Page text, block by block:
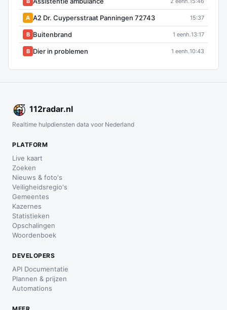
A A2 Dr. Cuypersstraat Panningen 72743 15:37
B Buitenbrand 1 eenh.13:17
B Dier in problemen 1 eenh.10:43
112radar.nl
Realtime hulpdiensten data voor Nederland
PLATFORM
Live kaart
Zoeken
Nieuws & foto's
Veiligheidsregio's
Gemeentes
Kazernes
Statistieken
Opschalingen
Woordenboek
DEVELOPERS
API Documentatie
Plannen & prijzen
Automations